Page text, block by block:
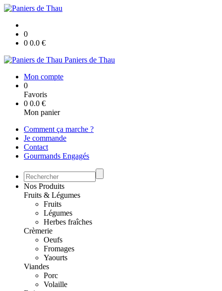
0
0 0.0 €
Paniers de Thau
Mon compte
0
Favoris
0 0.0 €
Mon panier
Comment ça marche ?
Je commande
Contact
Gourmands Engagés
Nos Produits
Fruits & Légumes
Fruits
Légumes
Herbes fraîches
Crèmerie
Oeufs
Fromages
Yaourts
Viandes
Porc
Volaille